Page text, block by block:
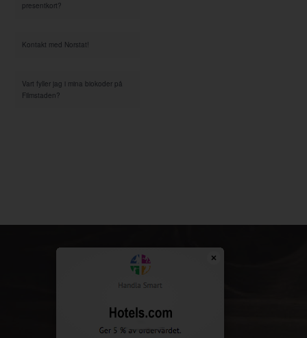
presentkort?
Kontakt med Norstat!
Vart fyller jag i mina biokoder på
Filmstaden?